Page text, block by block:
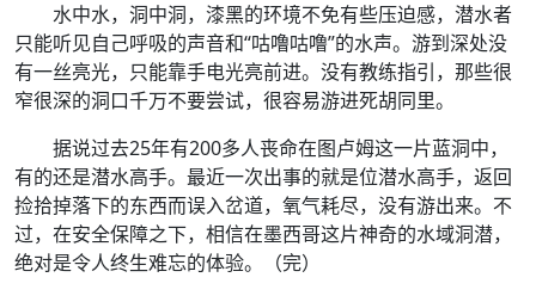
水中水，洞中洞，漆黑的环境不免有些压迫感，潜水者
只能听见自己呼吸的声音和“咕噜咕噜”的水声。游到深处没
有一丝亮光，只能靠手电光亮前进。没有教练指引，那些很
窄很深的洞口千万不要尝试，很容易游进死胡同里。
据说过去25年有200多人丧命在图卢姆这一片蓝洞中，
有的还是潜水高手。最近一次出事的就是位潜水高手，返回
捡拾掉落下的东西而误入岔道，氧气耗尽，没有游出来。不
过，在安全保障之下，相信在墨西哥这片神奇的水域洞潜，
绝对是令人终生难忘的体验。（完）